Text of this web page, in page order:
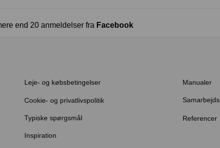
end 20 anmeldelser fra Facebook
Leje- og købsbetingelser
Cookie- og privatlivspolitik
Typiske spørgsmål
Inspiration
Manualer
Referencer